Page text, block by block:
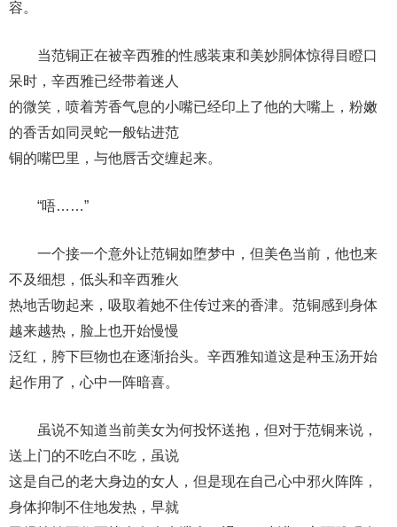
容。
当范铜正在被辛西雅的性感装束和美妙胴体惊得目瞪口
呆时，辛西雅已经带着迷人
的微笑，喷着芳香气息的小嘴已经印上了他的大嘴上，粉嫩
的香舌如同灵蛇一般钻进范
铜的嘴巴里，与他唇舌交缠起来。
“唔……”
一个接一个意外让范铜如堕梦中，但美色当前，他也来
不及细想，低头和辛西雅火
热地舌吻起来，吸取着她不住传过来的香津。范铜感到身体
越来越热，脸上也开始慢慢
泛红，胯下巨物也在逐渐抬头。辛西雅知道这是种玉汤开始
起作用了，心中一阵暗喜。
虽说不知道当前美女为何投怀送抱，但对于范铜来说，
送上门的不吃白不吃，虽说
这是自己的老大身边的女人，但是现在自己心中邪火阵阵，
身体抑制不住地发热，早就